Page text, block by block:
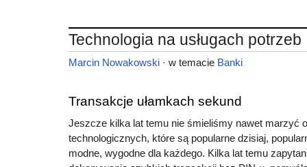
Technologia na usługach potrzeb
Marcin Nowakowski · w temacie Banki
Transakcje ułamkach sekund
Jeszcze kilka lat temu nie śmieliśmy nawet marzyć
technologicznych, które są popularne dzisiaj,
modne, wygodne dla każdego. Kilka lat temu